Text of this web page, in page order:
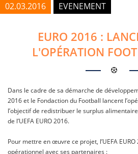
02.03.2016 EVENEMENT
EURO 2016 :
L'OPÉRATION
Dans le cadre de sa démarche de
2016 et le Fondaction du Football lancent
l’objectif de redistribuer le surplus
de l’UEFA EURO 2016.
Pour mettre en œuvre ce projet, l’UEFA
opérationnel avec ses partenaires :